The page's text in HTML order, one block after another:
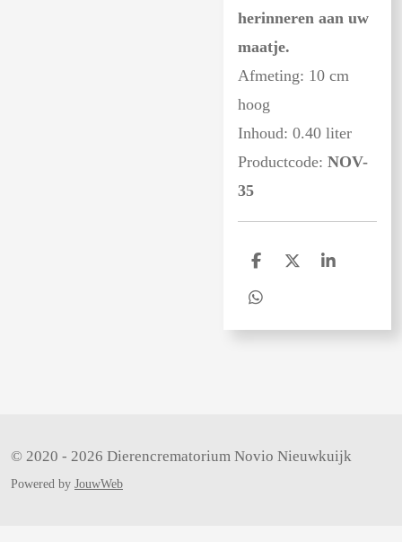
herinneren aan uw
maatje.
Afmeting: 10 cm
hoog
Inhoud: 0.40 liter
Productcode: NOV-
35
D
l
n
D
S
e
D
© 2020 - 2026 Dierencrematorium Novio Nieuwkuijk
Powered by JouwWeb